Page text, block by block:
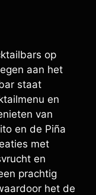
op
aan het
staat
en
van
en de Piña
met
en
prachtig
het de